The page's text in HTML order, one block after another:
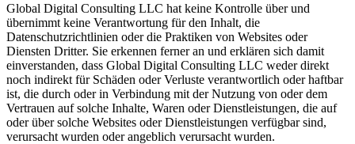
Global Digital Consulting LLC hat keine Kontrolle über und
übernimmt keine Verantwortung für den Inhalt, die
Datenschutzrichtlinien oder die Praktiken von Websites oder
Diensten Dritter. Sie erkennen ferner an und erklären sich damit
einverstanden, dass Global Digital Consulting LLC weder direkt
noch indirekt für Schäden oder Verluste verantwortlich oder haftbar
ist, die durch oder in Verbindung mit der Nutzung von oder dem
Vertrauen auf solche Inhalte, Waren oder Dienstleistungen, die auf
oder über solche Websites oder Dienstleistungen verfügbar sind,
verursacht wurden oder angeblich verursacht wurden.